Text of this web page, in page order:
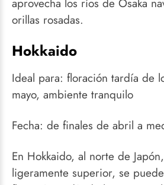
aprovecha los ríos de Osaka
orillas rosadas.
Hokkaido
Ideal para: floración tardía de
mayo, ambiente tranquilo
Fecha: de finales de abril a
En Hokkaido, al norte de
ligeramente superior, se